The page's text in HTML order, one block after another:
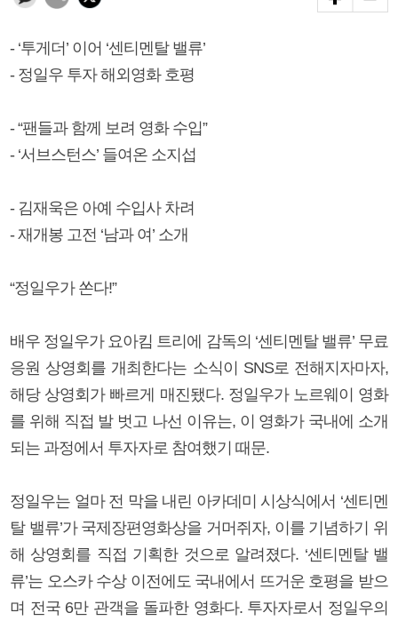
- ‘투게더’ 이어 ‘센티멘탈 밸류’
- 정일우 투자 해외영화 호평
- “팬들과 함께 보려 영화 수입”
- ‘서브스턴스’ 들여온 소지섭
- 김재욱은 아예 수입사 차려
- 재개봉 고전 ‘남과 여’ 소개
“정일우가 쏜다!”
배우 정일우가 요아킴 트리에 감독의 ‘센티멘탈 밸류’ 무료
응원 상영회를 개최한다는 소식이 SNS로 전해지자마자,
해당 상영회가 빠르게 매진됐다. 정일우가 노르웨이 영화
를 위해 직접 발 벗고 나선 이유는, 이 영화가 국내에 소개
되는 과정에서 투자자로 참여했기 때문.
정일우는 얼마 전 막을 내린 아카데미 시상식에서 ‘센티멘
탈 밸류’가 국제장편영화상을 거머쥐자, 이를 기념하기 위
해 상영회를 직접 기획한 것으로 알려졌다. ‘센티멘탈 밸
류’는 오스카 수상 이전에도 국내에서 뜨거운 호평을 받으
며 전국 6만 관객을 돌파한 영화다. 투자자로서 정일우의